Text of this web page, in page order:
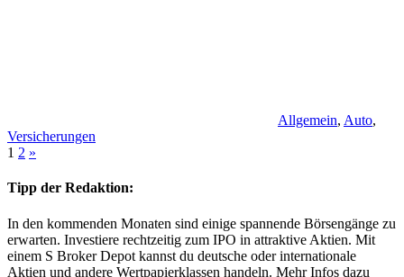
Allgemein, Auto,
Versicherungen
Seitennummerierung
der
1 2 Nächste
»
Tipp der Redaktion:
In den kommenden Monaten sind einige spannende Börsengänge zu
erwarten. Investiere rechtzeitig zum IPO in attraktive Aktien. Mit
einem S Broker Depot kannst du deutsche oder internationale
Aktien und andere Wertpapierklassen handeln. Mehr Infos dazu